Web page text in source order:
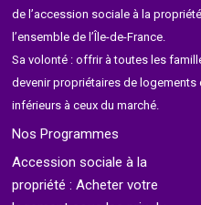
de l’accession sociale à la
l’ensemble de l’Île-de-France.
Sa volonté : offrir à toutes les
devenir propriétaires de logements
inférieurs à ceux du marché.
Nos Programmes
Accession sociale à la
propriété : Acheter votre